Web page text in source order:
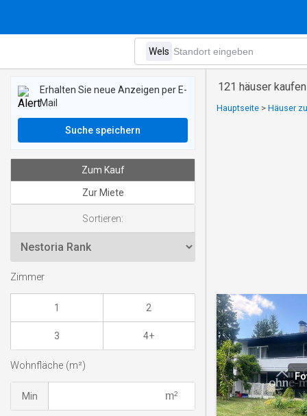
121 häuser
Hauptseite > Häuser
Erhalten Sie neue Anzeigen per E-
Mail
Suche speichern
Zum Kauf
Zur Miete
Sortieren:
Zimmer
1 2
3 4+
Wohnfläche (m²)
Min